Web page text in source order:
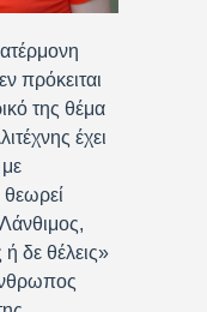
πρόκειται
της θέμα
έχει
θεωρεί
δε θέλεις»